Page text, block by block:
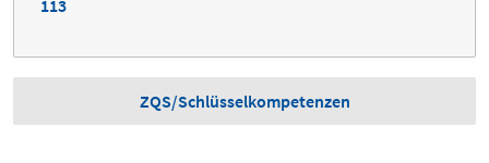
113
ZQS/Schlüsselkompetenzen